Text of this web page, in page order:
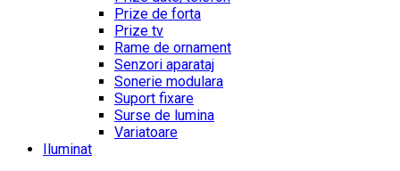
Prize de forta
Prize tv
Rame de ornament
Senzori aparataj
Sonerie modulara
Suport fixare
Surse de lumina
Variatoare
Iluminat